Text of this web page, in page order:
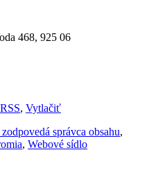
468, 925 06
RSS, Vytlačiť
správca obsahu,
, Webové sídlo